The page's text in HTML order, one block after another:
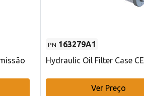
PN 163279A1
Hydraulic Oil Filter Case CE
Ver Preço